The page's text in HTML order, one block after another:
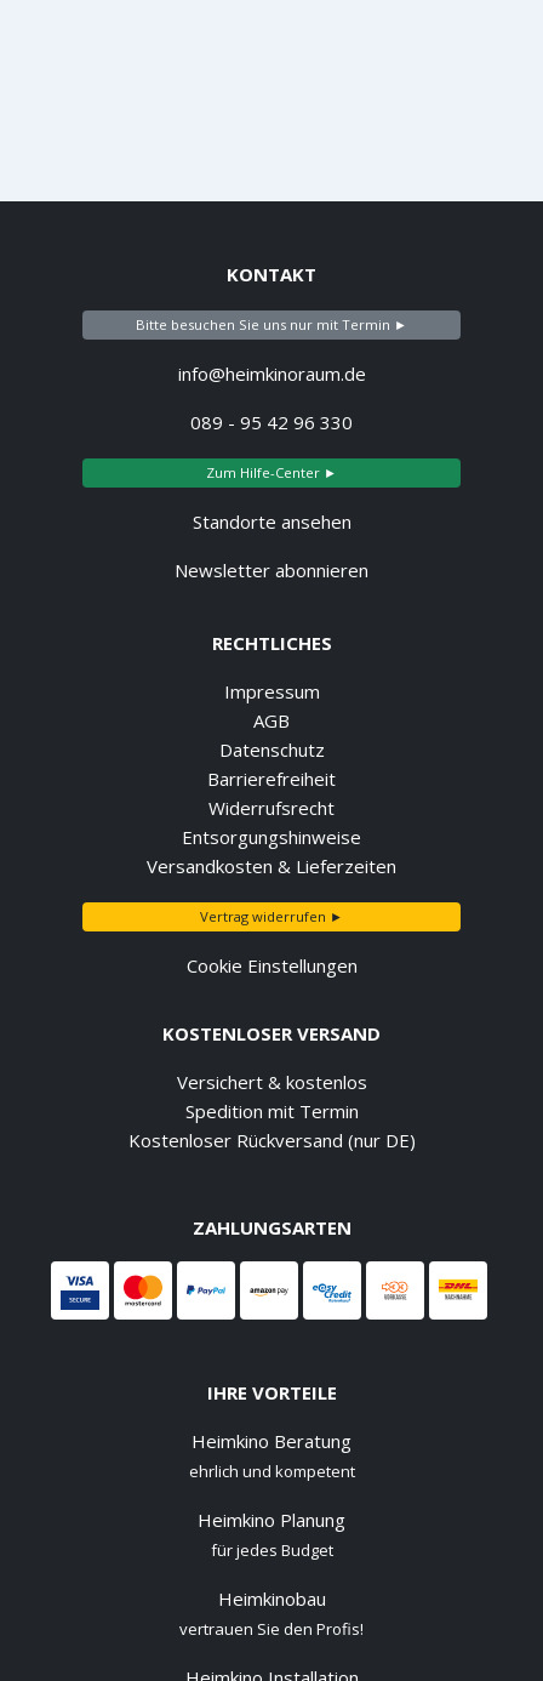
KONTAKT
Bitte besuchen Sie uns nur mit Termin ►
info@heimkinoraum.de
089 - 95 42 96 330
Zum Hilfe-Center ►
Standorte ansehen
Newsletter abonnieren
RECHTLICHES
Impressum
AGB
Datenschutz
Barrierefreiheit
Widerrufsrecht
Entsorgungshinweise
Versandkosten & Lieferzeiten
Vertrag widerrufen ►
Cookie Einstellungen
KOSTENLOSER VERSAND
Versichert & kostenlos
Spedition mit Termin
Kostenloser Rückversand (nur DE)
ZAHLUNGSARTEN
IHRE VORTEILE
Heimkino Beratung
ehrlich und kompetent
Heimkino Planung
für jedes Budget
Heimkinobau
vertrauen Sie den Profis!